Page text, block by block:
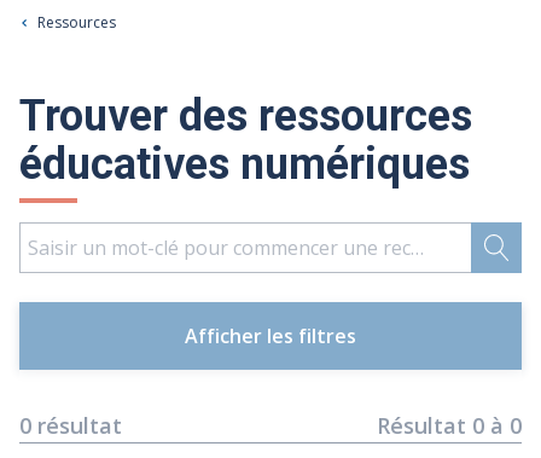
Ressources
Trouver des ressources
éducatives numériques
Afficher les filtres
0 résultat Résultat 0 à 0